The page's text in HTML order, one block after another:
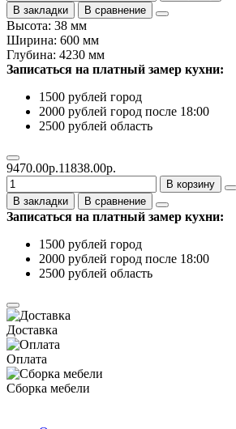
В закладки
В сравнение
Высота: 38 мм
Ширина: 600 мм
Глубина: 4230 мм
Записаться на платный замер кухни:
1500 рублей город
2000 рублей город после 18:00
2500 рублей область
9470.00р.11838.00р.
В корзину
В закладки
В сравнение
Записаться на платный замер кухни:
1500 рублей город
2000 рублей город после 18:00
2500 рублей область
Доставка
Оплата
Сборка мебели